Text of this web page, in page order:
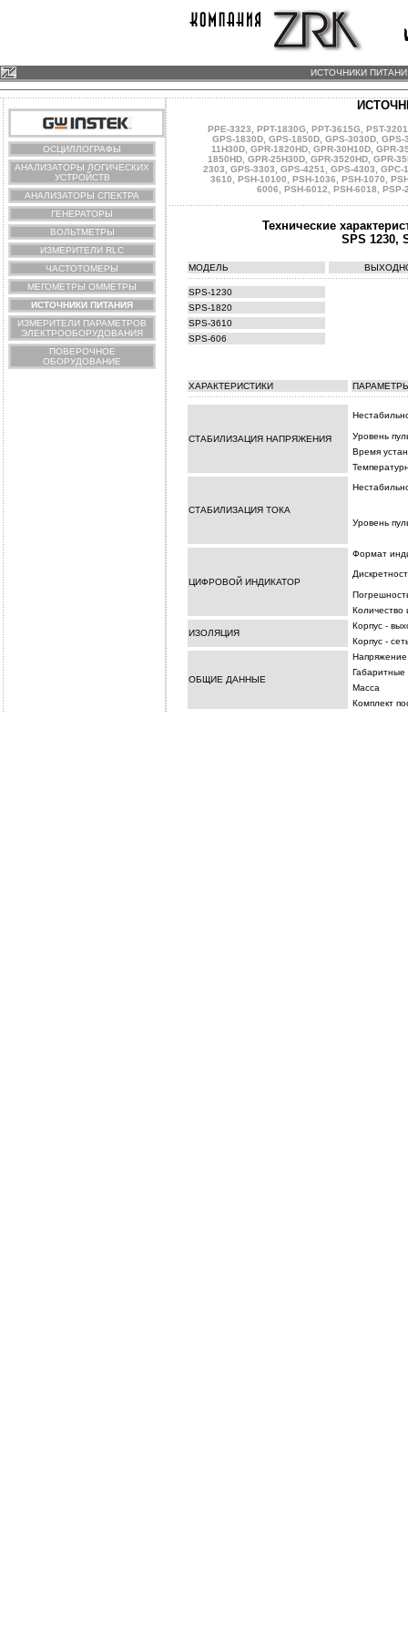
ИСТОЧНИКИ ПИТАНИЯ
ОСЦИЛЛОГРАФЫ
АНАЛИЗАТОРЫ ЛОГИЧЕСКИХ
УСТРОЙСТВ
АНАЛИЗАТОРЫ СПЕКТРА
ГЕНЕРАТОРЫ
ВОЛЬТМЕТРЫ
ИЗМЕРИТЕЛИ RLC
ЧАСТОТОМЕРЫ
МЕГОМЕТРЫ ОММЕТРЫ
ИСТОЧНИКИ ПИТАНИЯ
ИЗМЕРИТЕЛИ ПАРАМЕТРОВ
ЭЛЕКТРООБОРУДОВАНИЯ
ПОВЕРОЧНОЕ
ОБОРУДОВАНИЕ
PPE-3323, PPT-1830G, PPT-3615G, PST-3201
GPS-1830D, GPS-1850D, GPS-3030D, GPS-
11H30D, GPR-1820HD, GPR-30H10D, GPR-
1850HD, GPR-25H30D, GPR-3520HD, GPR-
2303, GPS-3303, GPS-4251, GPS-4303, GPC-
3610, PSH-10100, PSH-1036, PSH-1070,
6006, PSH-6012, PSH-6018, PSP-
Технические
SPS 1230,
МОДЕЛЬ
SPS-1230
SPS-1820
SPS-3610
SPS-606
ХАРАКТЕРИСТИКИ
СТАБИЛИЗАЦИЯ НАПРЯЖЕНИЯ
Уровень
Время
СТАБИЛИЗАЦИЯ ТОКА
Уровень
ЦИФРОВОЙ ИНДИКАТОР
Формат
Количество
ИЗОЛЯЦИЯ
Корпус -
Корпус -
ОБЩИЕ ДАННЫЕ
Напряжение
Масса
Комплект